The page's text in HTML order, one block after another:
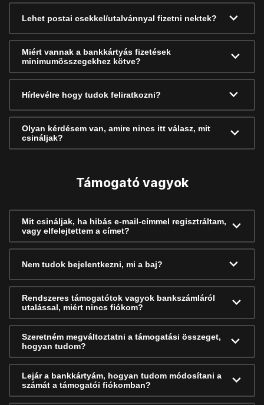
Lehet postai csekkel/utalvánnyal fizetni nektek?
Miért vannak a bankkártyás fizetések
minimumösszegekhez kötve?
Hírlevélre hogy tudok feliratkozni?
Olyan kérdésem van, amire nincs itt válasz, mit
csináljak?
Támogató vagyok
Mit csináljak, ha hibás e-mail-címmel regisztráltam,
vagy elfelejtettem a címet?
Nem tudok bejelentkezni, mi a baj?
Rendszeres támogatótok vagyok bankszámláról
utalással, miért nincs fiókom?
Szeretném megváltoztatni a támogatási összeget,
hogyan tudom?
Lejár a bankkártyám, hogyan tudom módosítani a
számát a támogatói fiókomban?